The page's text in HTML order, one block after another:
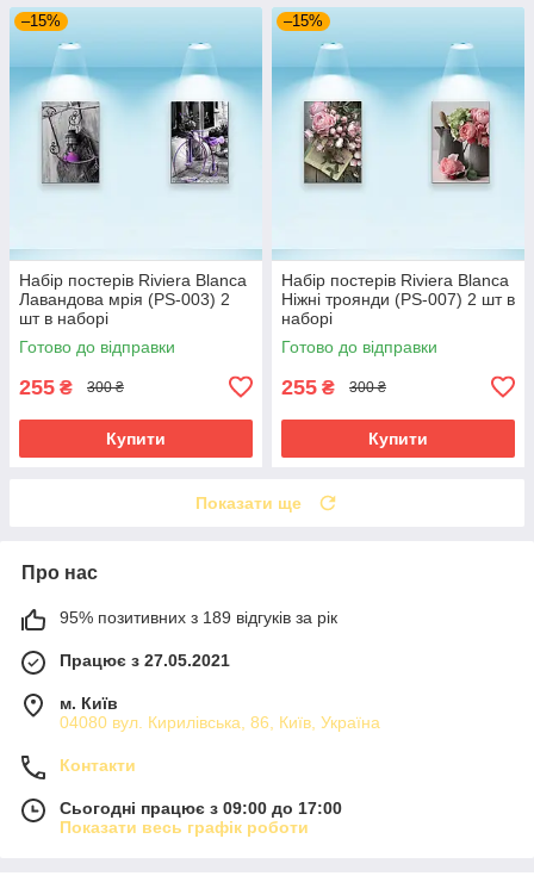
–15%
Набір постерів Riviera Blanca
Лавандова мрія (PS-003) 2
шт в наборі
Готово до відправки
255 ₴ 300 ₴
Купити
–15%
Набір постерів Riviera Blanca
Ніжні троянди (PS-007) 2 шт в
наборі
Готово до відправки
255 ₴ 300 ₴
Купити
Показати ще
Про нас
95% позитивних з 189 відгуків за рік
Працює з 27.05.2021
м. Київ
04080 вул. Кирилівська, 86, Київ, Україна
Контакти
Сьогодні працює з 09:00 до 17:00
Показати весь графік роботи